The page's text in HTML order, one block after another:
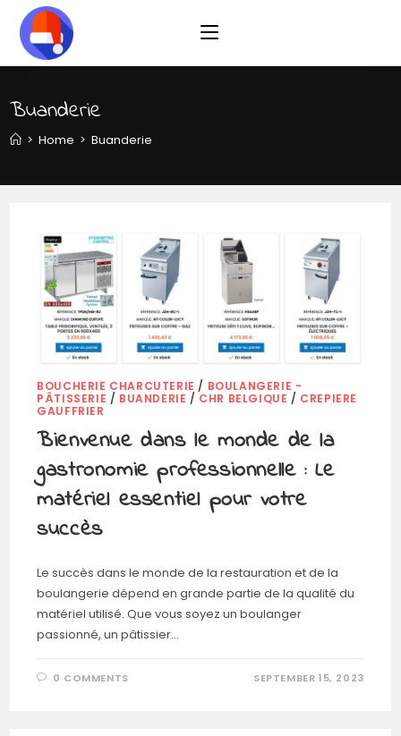
content
Buanderie
> Home > Buanderie
BOUCHERIE CHARCUTERIE / BOULANGERIE -
PÂTISSERIE / BUANDERIE / CHR BELGIQUE / CREPIERE
GAUFFRIER
Bienvenue dans le monde de la
gastronomie professionnelle : Le
matériel essentiel pour votre
succès
Le succès dans le monde de la restauration et de la
boulangerie dépend en grande partie de la qualité du
matériel utilisé. Que vous soyez un boulanger
passionné, un pâtissier…
0 COMMENTS SEPTEMBER 15, 2023